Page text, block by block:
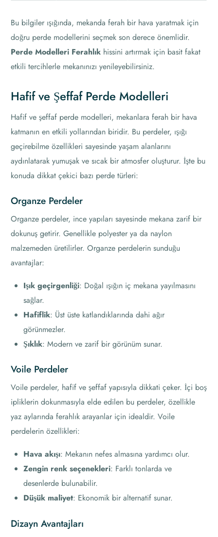
Bu bilgiler ışığında, mekanda ferah bir hava yaratmak için
doğru perde modellerini seçmek son derece önemlidir.
Perde Modelleri Ferahlık hissini artırmak için basit fakat
etkili tercihlerle mekanınızı yenileyebilirsiniz.
Hafif ve Şeffaf Perde Modelleri
Hafif ve şeffaf perde modelleri, mekanlara ferah bir hava
katmanın en etkili yollarından biridir. Bu perdeler, ışığı
geçirebilme özellikleri sayesinde yaşam alanlarını
aydınlatarak yumuşak ve sıcak bir atmosfer oluşturur. İşte bu
konuda dikkat çekici bazı perde türleri:
Organze Perdeler
Organze perdeler, ince yapıları sayesinde mekana zarif bir
dokunuş getirir. Genellikle polyester ya da naylon
malzemeden üretilirler. Organze perdelerin sunduğu
avantajlar:
Işık geçirgenliği: Doğal ışığın iç mekana yayılmasını
sağlar.
Hafiflik: Üst üste katlandıklarında dahi ağır
görünmezler.
Şıklık: Modern ve zarif bir görünüm sunar.
Voile Perdeler
Voile perdeler, hafif ve şeffaf yapısıyla dikkati çeker. İçi boş
ipliklerin dokunmasıyla elde edilen bu perdeler, özellikle
yaz aylarında ferahlık arayanlar için idealdir. Voile
perdelerin özellikleri:
Hava akışı: Mekanın nefes almasına yardımcı olur.
Zengin renk seçenekleri: Farklı tonlarda ve
desenlerde bulunabilir.
Düşük maliyet: Ekonomik bir alternatif sunar.
Dizayn Avantajları